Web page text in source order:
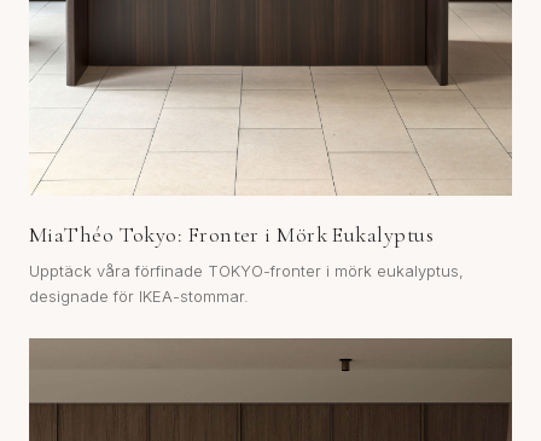
MiaThéo Tokyo: Fronter i Mörk Eukalyptus
Upptäck våra förfinade TOKYO-fronter i mörk eukalyptus,
designade för IKEA-stommar.